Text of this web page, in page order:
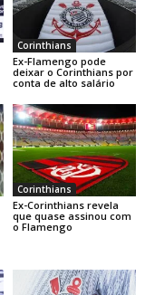
Corinthians
Ex-Flamengo pode
deixar o Corinthians por
conta de alto salário
Corinthians
Ex-Corinthians revela
que quase assinou com
o Flamengo